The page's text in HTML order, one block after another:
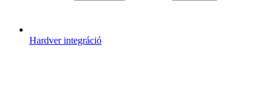
Hardver integráció